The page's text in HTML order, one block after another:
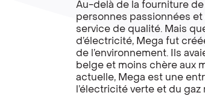
Au-delà de la fourniture de
personnes passionnées
service de qualité. Mais
d’électricité, Mega fut
de l’environnement. Ils
belge et moins chère aux
actuelle, Mega est une
l’électricité verte et du